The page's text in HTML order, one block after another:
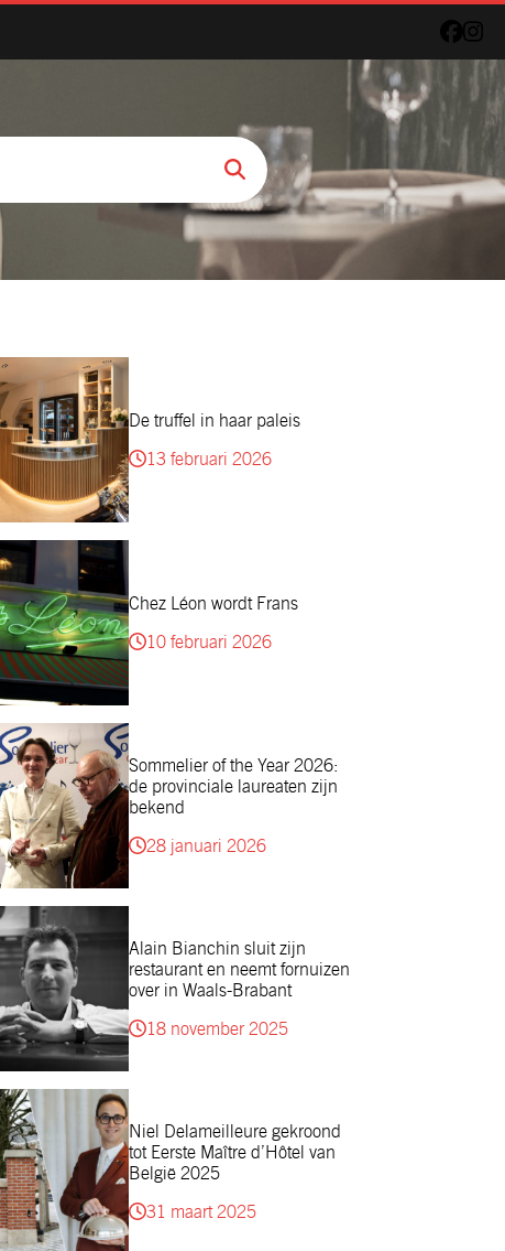
De truffel in haar paleis
13 februari 2026
Chez Léon wordt Frans
10 februari 2026
Sommelier of the Year 2026:
de provinciale laureaten zijn
bekend
28 januari 2026
Alain Bianchin sluit zijn
restaurant en neemt fornuizen
over in Waals-Brabant
18 november 2025
Niel Delameilleure gekroond
tot Eerste Maître d’Hôtel van
België 2025
31 maart 2025